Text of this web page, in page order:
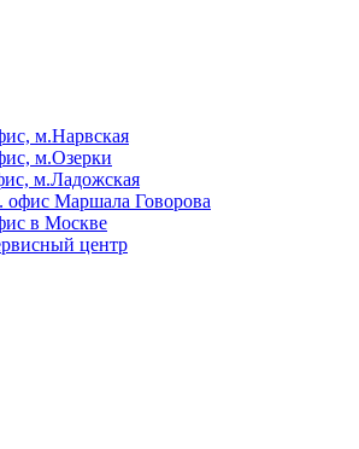
м.Нарвская
м.Озерки
м.Ладожская
офис Маршала Говорова
в Москве
центр